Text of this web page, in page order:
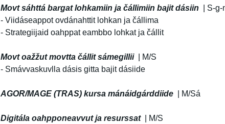
Movt sáhttá bargat lohkamiin ja čállimiin bajit dásiin | S-g-
- Viidáseappot ovdánahttit lohkan ja čállima
- Strategiijaid oahppat eambbo lohkat ja čállit
Movt oažžut movtta čállit sámegillii
| M/S
- Smávvaskuvlla dásis gitta bajit dásiide
AGOR/MAGE (TRAS) kursa mánáidgárddiide | M/Sá
Digitála oahpponeavvut ja resurssat
| M/S